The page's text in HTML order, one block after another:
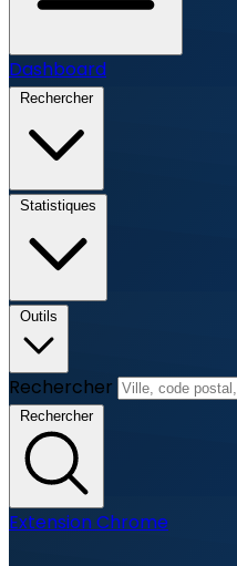
Dashboard
Rechercher
Statistiques
Outils
Rechercher
Rechercher
Extension Chrome